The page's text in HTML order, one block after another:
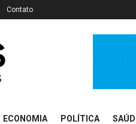
Contato
ECONOMIA POLÍTICA